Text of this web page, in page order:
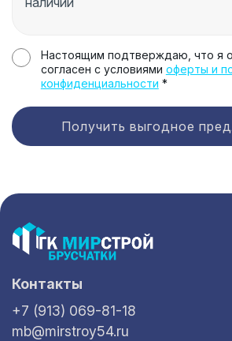
Настоящим подтверждаю, что я
согласен с условиями оферты и
конфиденциальности *
Получить выгодное
Контакты
+7 (913) 069-81-18
mb@mirstroy54.ru